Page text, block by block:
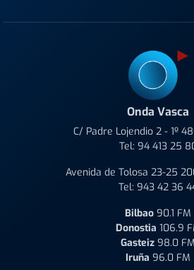
Onda Vasca
C/ Padre Lojendio 2 - 1º
Tel: 94 413 25
Avenida de Tolosa 23-25
Tel: 943 42 36
Bilbao 90.1 FM
Donostia 106.9
Gasteiz 98.0 FM
Iruña 96.0 FM